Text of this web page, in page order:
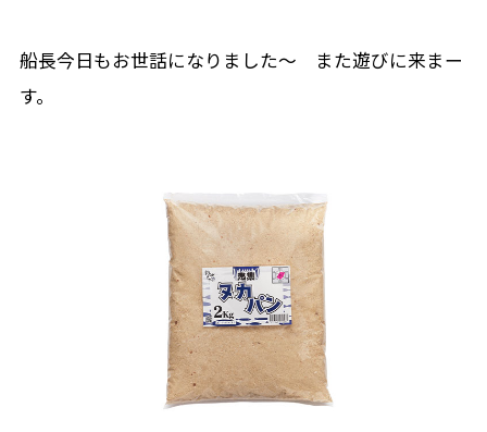
船長今日もお世話になりました〜 また遊びに来まー
す。